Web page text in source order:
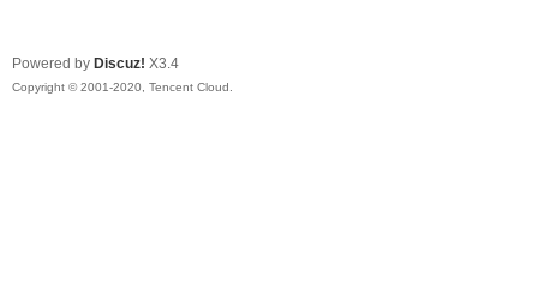
Powered by Discuz! X3.4
Copyright © 2001-2020, Tencent Cloud.